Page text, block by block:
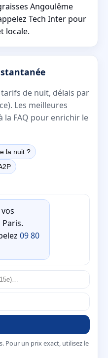
Angoulême
Tech Inter pour
locale.
de nuit, délais par
Les meilleures
la FAQ pour enrichir le
la nuit ?
09 80
Pour un prix exact, utilisez le